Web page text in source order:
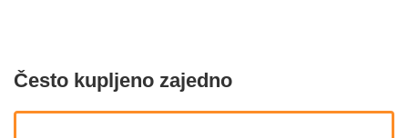
Često kupljeno zajedno